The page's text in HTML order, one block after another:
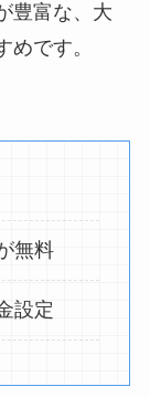
豊富な、大
です。
無料
設定